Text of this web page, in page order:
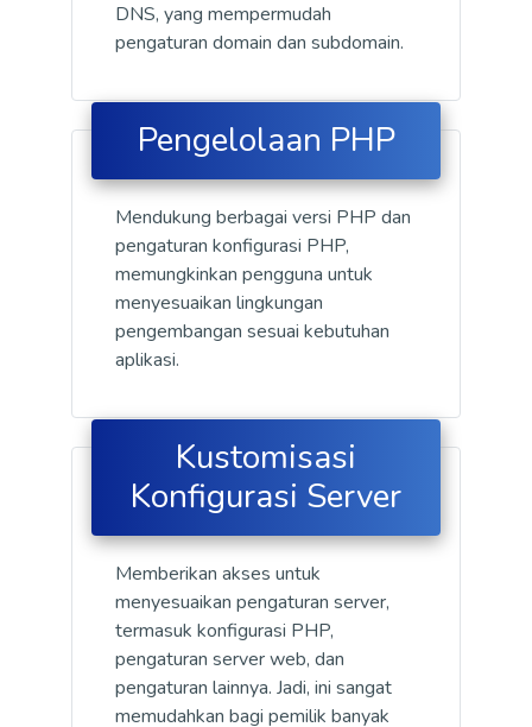
DNS, yang mempermudah
pengaturan domain dan subdomain.
Pengelolaan PHP
Mendukung berbagai versi PHP dan
pengaturan konfigurasi PHP,
memungkinkan pengguna untuk
menyesuaikan lingkungan
pengembangan sesuai kebutuhan
aplikasi.
Kustomisasi
Konfigurasi Server
Memberikan akses untuk
menyesuaikan pengaturan server,
termasuk konfigurasi PHP,
pengaturan server web, dan
pengaturan lainnya. Jadi, ini sangat
memudahkan bagi pemilik banyak